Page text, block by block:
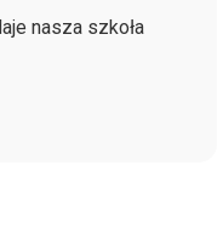
nasza szkoła